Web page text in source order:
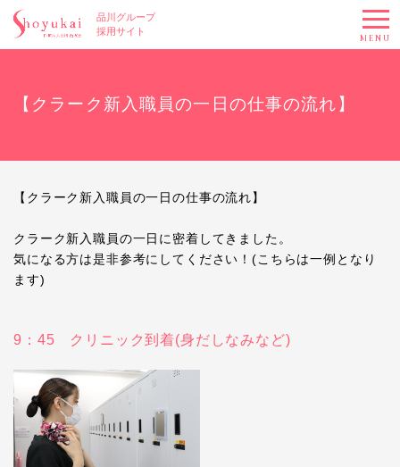
品川グループ
採用サイト
MENU
【クラーク新入職員の一日の仕事の流れ】
【クラーク新入職員の一日の仕事の流れ】
クラーク新入職員の一日に密着してきました。
気になる方は是非参考にしてください！(こちらは一例となり
ます)
9：45 クリニック到着(身だしなみなど)